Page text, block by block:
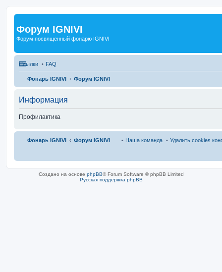
Форум IGNIVI
Форум посвященный фонарю IGNIVI
Ссылки FAQ
Фонарь IGNIVI Форум IGNIVI
Информация
Профилактика
Фонарь IGNIVI Форум IGNIVI Удалить cookies
Наша команда
Создано на основе phpBB® Forum Software © phpBB Limited
Русская поддержка phpBB